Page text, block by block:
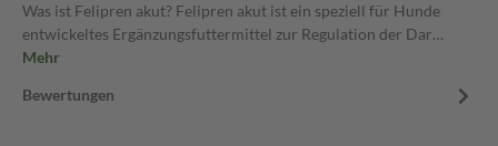
Was ist Felipren akut? Felipren akut ist ein speziell für Hunde
entwickeltes Ergänzungsfuttermittel zur Regulation der Dar…
Mehr
Bewertungen